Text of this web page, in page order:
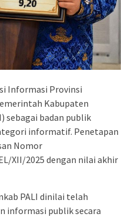
Informasi Provinsi
Kabupaten
sebagai badan publik
informatif. Penetapan
Nomor
XII/2025 dengan nilai akhir
PALI dinilai telah
informasi publik secara